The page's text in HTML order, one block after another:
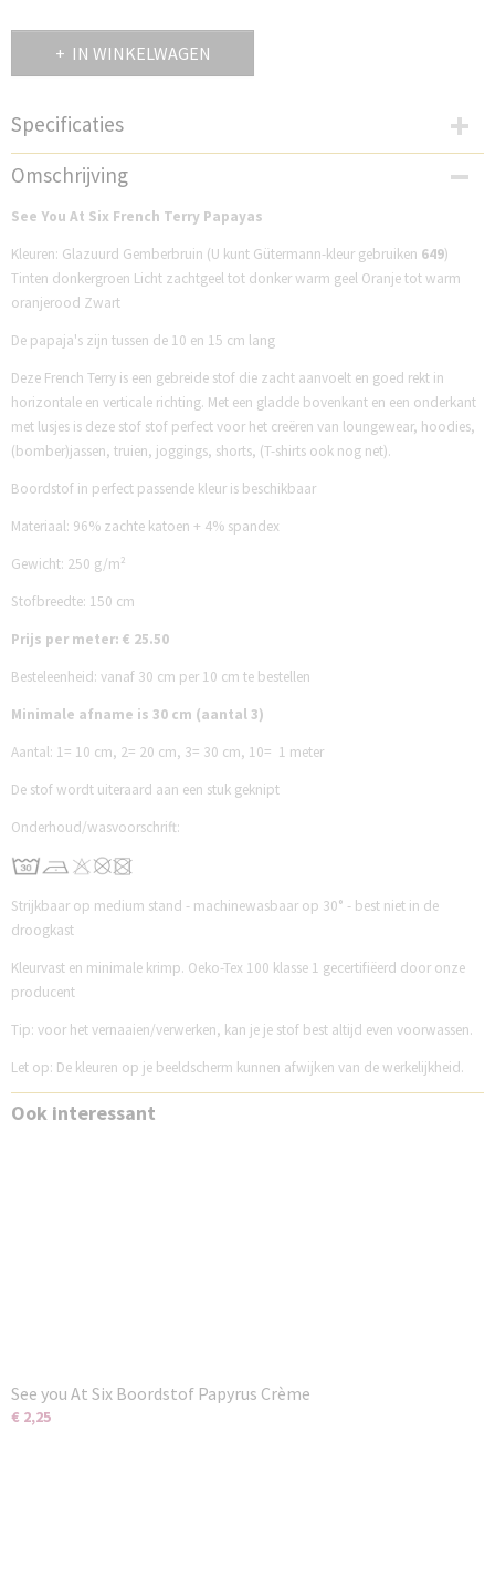
IN WINKELWAGEN
Specificaties
Productcode
SP33F231P
Omschrijving
See You At Six French Terry Papayas
Kleuren: Glazuurd Gemberbruin (U kunt Gütermann-kleur gebruiken 649)
Tinten donkergroen Licht zachtgeel tot donker warm geel Oranje tot warm
oranjerood Zwart
De papaja's zijn tussen de 10 en 15 cm lang
Deze French Terry is een gebreide stof die zacht aanvoelt en goed rekt in
horizontale en verticale richting. Met een gladde bovenkant en een onderkant
met lusjes is deze stof stof perfect voor het creëren van loungewear, hoodies,
(bomber)jassen, truien, joggings, shorts, (T-shirts ook nog net).
Boordstof in perfect passende kleur is beschikbaar
Materiaal: 96% zachte katoen + 4% spandex
Gewicht: 250 g/m²
Stofbreedte: 150 cm
Prijs per meter: € 25.50
Besteleenheid: vanaf 30 cm per 10 cm te bestellen
Minimale afname is 30 cm (aantal 3)
Aantal: 1= 10 cm, 2= 20 cm, 3= 30 cm, 10= 1 meter
De stof wordt uiteraard aan een stuk geknipt
Onderhoud/wasvoorschrift:
Strijkbaar op medium stand - machinewasbaar op 30° - best niet in de
droogkast
Kleurvast en minimale krimp. Oeko-Tex 100 klasse 1 gecertifiëerd door onze
producent
Tip: voor het vernaaien/verwerken, kan je je stof best altijd even voorwassen.
Let op: De kleuren op je beeldscherm kunnen afwijken van de werkelijkheid.
Ook interessant
See you At Six Boordstof Papyrus Crème
€ 2,25